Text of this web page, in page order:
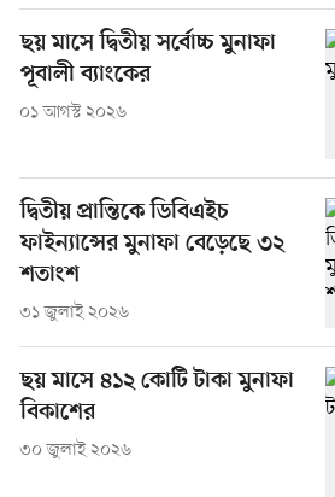
ছয় মাসে দ্বিতীয় সর্বোচ্চ মুনাফা
পূবালী ব্যাংকের
০১ আগস্ট ২০২৬
দ্বিতীয় প্রান্তিকে ডিবিএইচ
ফাইন্যান্সের মুনাফা বেড়েছে ৩২
শতাংশ
৩১ জুলাই ২০২৬
ছয় মাসে ৪১২ কোটি টাকা মুনাফা
বিকাশের
৩০ জুলাই ২০২৬